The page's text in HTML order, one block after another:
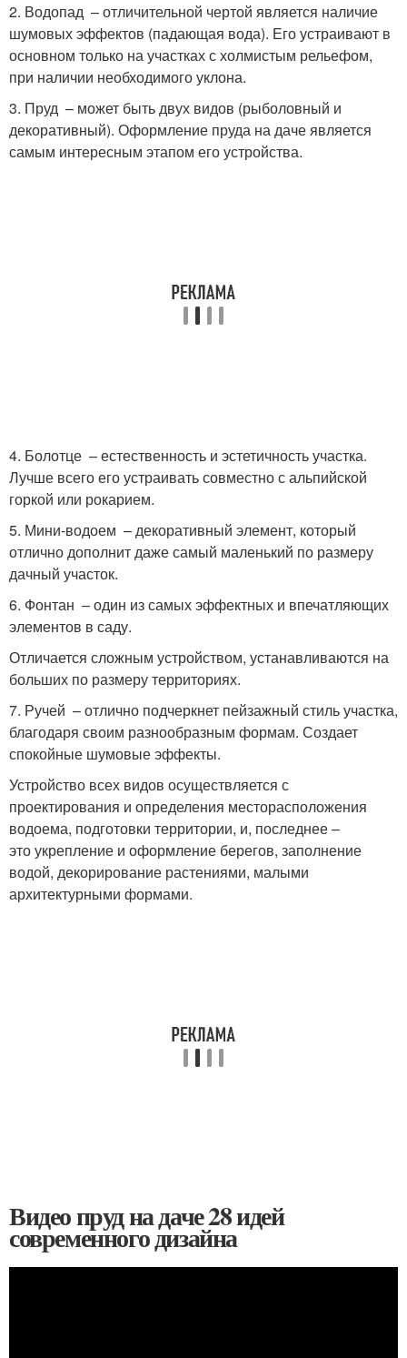
2. Водопад – отличительной чертой является наличие
шумовых эффектов (падающая вода). Его устраивают в
основном только на участках с холмистым рельефом,
при наличии необходимого уклона.
3. Пруд – может быть двух видов (рыболовный и
декоративный). Оформление пруда на даче является
самым интересным этапом его устройства.
4. Болотце – естественность и эстетичность участка.
Лучше всего его устраивать совместно с альпийской
горкой или рокарием.
5. Мини-водоем – декоративный элемент, который
отлично дополнит даже самый маленький по размеру
дачный участок.
6. Фонтан – один из самых эффектных и впечатляющих
элементов в саду.
Отличается сложным устройством, устанавливаются на
больших по размеру территориях.
7. Ручей – отлично подчеркнет пейзажный стиль участка,
благодаря своим разнообразным формам. Создает
спокойные шумовые эффекты.
Устройство всех видов осуществляется с
проектирования и определения месторасположения
водоема, подготовки территории, и, последнее –
это укрепление и оформление берегов, заполнение
водой, декорирование растениями, малыми
архитектурными формами.
Видео пруд на даче 28 идей
современного дизайна